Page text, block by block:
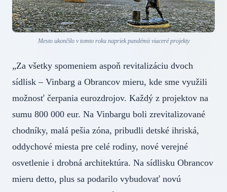
Mesto ukončilo v tomto roku napriek pandémii viaceré projekty
„Za všetky spomeniem aspoň revitalizáciu dvoch
sídlisk – Vinbarg a Obrancov mieru, kde sme využili
možnosť čerpania eurozdrojov. Každý z projektov na
sumu 800 000 eur. Na Vinbargu boli zrevitalizované
chodníky, malá pešia zóna, pribudli detské ihriská,
oddychové miesta pre celé rodiny, nové verejné
osvetlenie i drobná architektúra. Na sídlisku Obrancov
mieru detto, plus sa podarilo vybudovať novú